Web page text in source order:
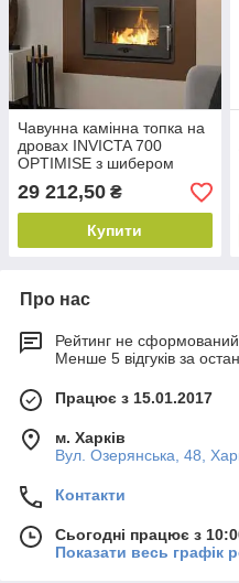
Чавунна камінна топка на
дровах INVICTA 700
OPTIMISE з шибером
29 212,50 ₴
Купити
Про нас
Рейтинг не сформований
Менше 5 відгуків за
Працює з 15.01.2017
м. Харків
Вул. Озерянська, 48,
Контакти
Сьогодні працює з
Показати весь графік